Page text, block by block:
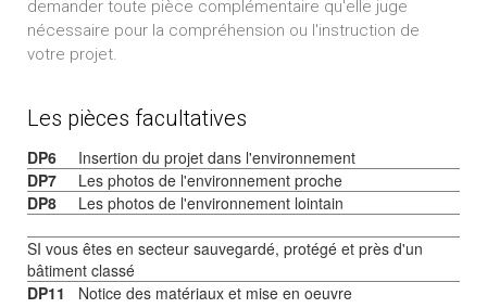
demander toute pièce complémentaire qu'elle juge
nécessaire pour la compréhension ou l'instruction de
votre projet.
Les pièces facultatives
DP6
Insertion du projet dans l'environnement
DP7
Les photos de l'environnement proche
DP8
Les photos de l'environnement lointain
SI vous êtes en secteur sauvegardé, protégé et près d'un
bâtiment classé
DP11
Notice des matériaux et mise en oeuvre